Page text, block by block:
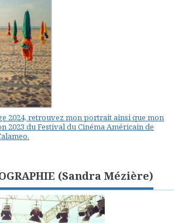
2024, retrouvez mon portrait ainsi que mon
2023 du Festival du Cinéma Américain de
(Sandra Mézière)